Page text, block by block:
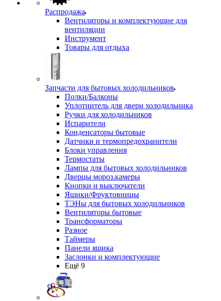
Распродажа
Вентиляторы и комплектующие для
вентиляции
Инструмент
Товары для отдыха
Запчасти для бытовых холодильников
Полки/Балконы
Уплотнитель для двери холодильника
Ручки для холодильников
Испарители
Конденсаторы бытовые
Датчики и термопредохранители
Блоки управления
Термостаты
Лампы для бытовых холодильников
Дверцы мороз.камеры
Кнопки и выключатели
Ящики/Фруктовницы
ТЭНы для бытовых холодильников
Вентиляторы бытовые
Трансформаторы
Разное
Таймеры
Панели ящика
Заслонки и комплектующие
Ещё 9